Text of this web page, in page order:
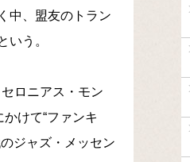
中、盟友のトラン
いう。
ロニアス・モン
けて“ファンキ
ジャズ・メッセン